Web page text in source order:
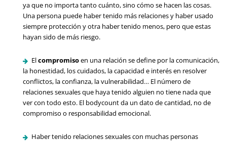
ya que no importa tanto cuánto, sino cómo se hacen las cosas.
Una persona puede haber tenido más relaciones y haber usado
siempre protección y otra haber tenido menos, pero que estas
hayan sido de más riesgo.
Elcompromisoen una relación se define por la comunicación,
la honestidad, los cuidados, la capacidad e interés en resolver
conflictos, la confianza, la vulnerabilidad… El número de
relaciones sexuales que haya tenido alguien no tiene nada que
ver con todo esto. El bodycount da un dato de cantidad, no de
compromiso o responsabilidad emocional.
Haber tenido relaciones sexuales con muchas personas